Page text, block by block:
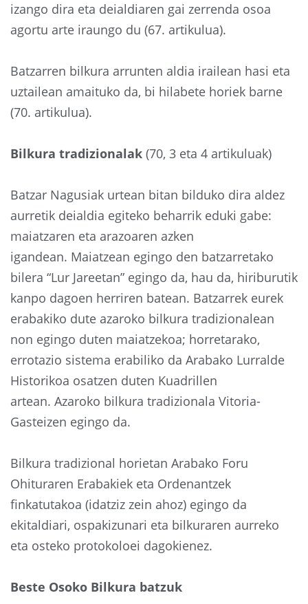
izango dira eta deialdiaren gai zerrenda osoa
agortu arte iraungo du (67. artikulua).
Batzarren bilkura arrunten aldia irailean hasi eta
uztailean amaituko da, bi hilabete horiek barne
(70. artikulua).
Bilkura tradizionalak (70, 3 eta 4 artikuluak)
Batzar Nagusiak urtean bitan bilduko dira aldez
aurretik deialdia egiteko beharrik eduki gabe:
maiatzaren eta arazoaren azken
igandean. Maiatzean egingo den batzarretako
bilera “Lur Jareetan” egingo da, hau da, hiriburutik
kanpo dagoen herriren batean. Batzarrek eurek
erabakiko dute azaroko bilkura tradizionalean
non egingo duten maiatzekoa; horretarako,
errotazio sistema erabiliko da Arabako Lurralde
Historikoa osatzen duten Kuadrillen
artean. Azaroko bilkura tradizionala Vitoria-
Gasteizen egingo da.
Bilkura tradizional horietan Arabako Foru
Ohituraren Erabakiek eta Ordenantzek
finkatutakoa (idatziz zein ahoz) egingo da
ekitaldiari, ospakizunari eta bilkuraren aurreko
eta osteko protokoloei dagokienez.
Beste Osoko Bilkura batzuk